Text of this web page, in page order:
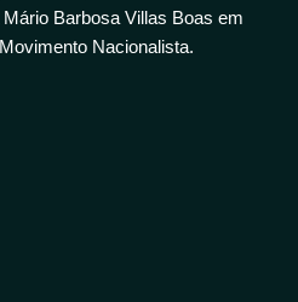
Barbosa Villas Boas em
Nacionalista.